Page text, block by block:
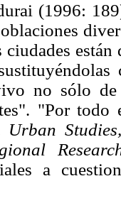
(1996:
están
no sólo
"Por todo
Urban
a